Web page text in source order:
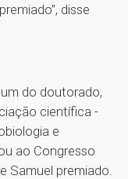
disse
do doutorado,
científica -
e
ao Congresso
Samuel premiado.